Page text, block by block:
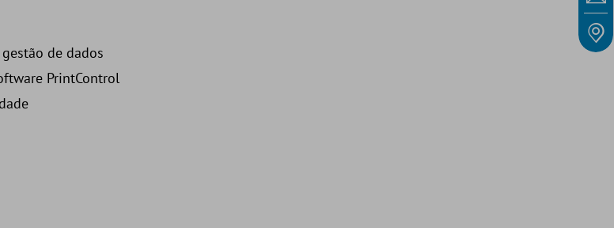
de dados
PrintControl